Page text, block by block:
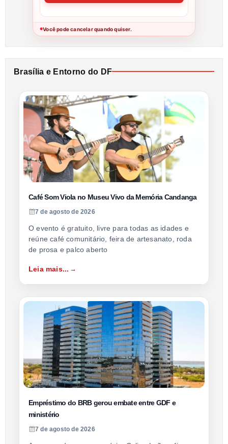
●Você pode cancelar quando quiser.
Brasília e Entorno do DF
Café Som Viola no Museu Vivo da Memória Candanga
7 de agosto de 2026
O evento é gratuito, livre para todas as idades e
reúne café comunitário, feira de artesanato, roda
de prosa e palco aberto
Leia mais...
Empréstimo do BRB gerou embate entre GDF e
ministério
7 de agosto de 2026